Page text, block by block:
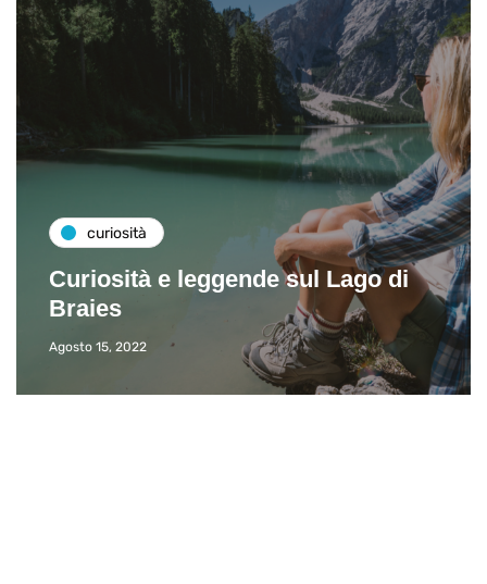
curiosità
Curiosità e leggende sul Lago di
Braies
Agosto 15, 2022